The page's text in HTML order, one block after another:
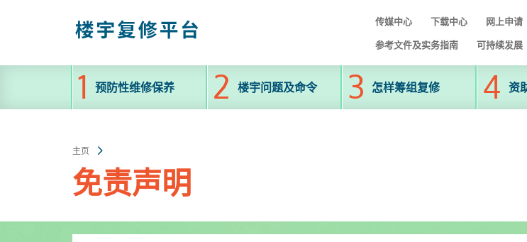
容
传媒中心 下载中心 网上申请
参考文件及实务指南 可持续发展
预防性维修保养 楼宇问题及命令 怎样筹组复修 资
主页
免责声明